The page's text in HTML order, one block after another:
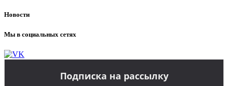
Новости
Мы в социальных сетях
Подписка на рассылку